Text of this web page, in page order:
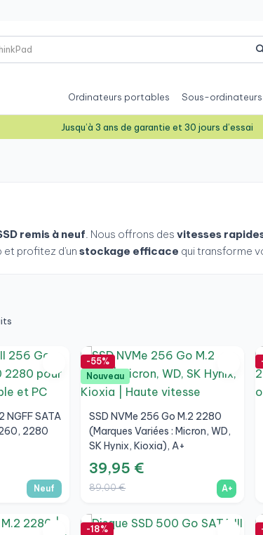
Ordinateurs portables Sous-ordinateurs
Jusqu’à 3 ans de garantie et 30 jours d’essai
remis à neuf. Nous offrons des vitesses
et profitez d'un stockage efficace qui transforme
NGFF SATA
2280
Neuf
-55%
Nouveau
SSD NVMe 256 Go M.2 2280
(Marques Variées : Micron, WD,
SK Hynix, Kioxia), A+
39,95 €
89,00 € A+
-18%